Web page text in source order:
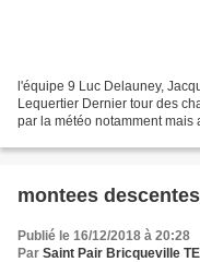
l'équipe 9 Luc Delauney,
Lequertier Dernier tour des
par la météo notamment mais
montees
Publié le 16/12/2018 à 20:28
Par Saint Pair Bricqueville